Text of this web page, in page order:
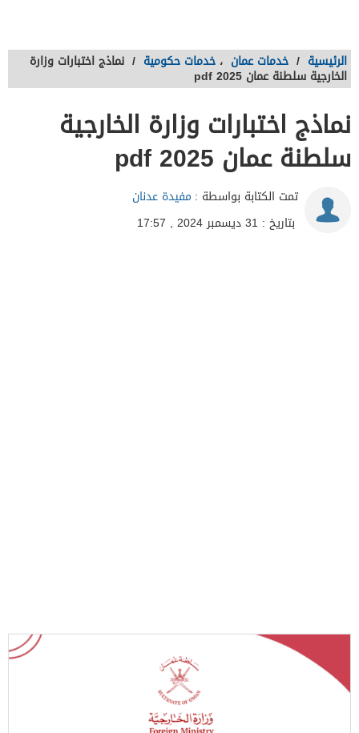
الرئيسية / خدمات عمان ، خدمات حكومية / نماذج اختبارات وزارة
الخارجية سلطنة عمان 2025 pdf
نماذج اختبارات وزارة الخارجية
سلطنة عمان 2025 pdf
تمت الكتابة بواسطة : مفيدة عدنان
بتاريخ : 31 ديسمبر 2024 , 17:57